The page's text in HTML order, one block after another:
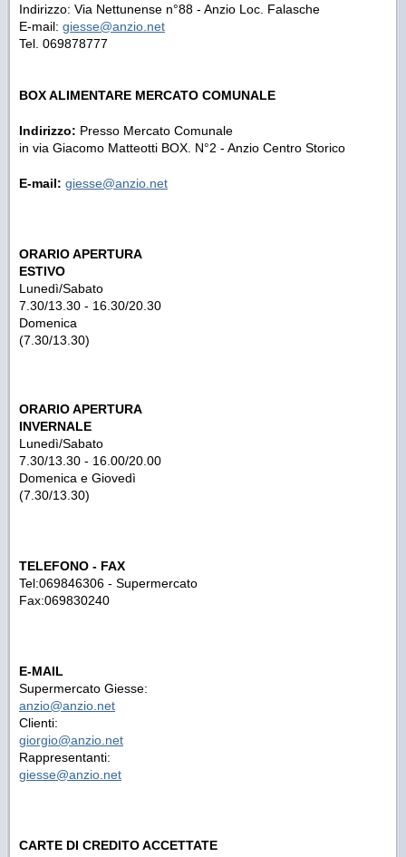
Indirizzo: Via Nettunense n°88 - Anzio Loc. Falasche
E-mail: giesse@anzio.net
Tel. 069878777
BOX ALIMENTARE MERCATO COMUNALE
Indirizzo: Presso Mercato Comunale
in via Giacomo Matteotti BOX. N°2 - Anzio Centro Storico
E-mail: giesse@anzio.net
ORARIO APERTURA
ESTIVO
Lunedì/Sabato
7.30/13.30 - 16.30/20.30
Domenica
(7.30/13.30)
ORARIO APERTURA
INVERNALE
Lunedì/Sabato
7.30/13.30 - 16.00/20.00
Domenica e Giovedì
(7.30/13.30)
TELEFONO - FAX
Tel:069846306 - Supermercato
Fax:069830240
E-MAIL
Supermercato Giesse:
anzio@anzio.net
Clienti:
giorgio@anzio.net
Rappresentanti:
giesse@anzio.net
CARTE DI CREDITO ACCETTATE